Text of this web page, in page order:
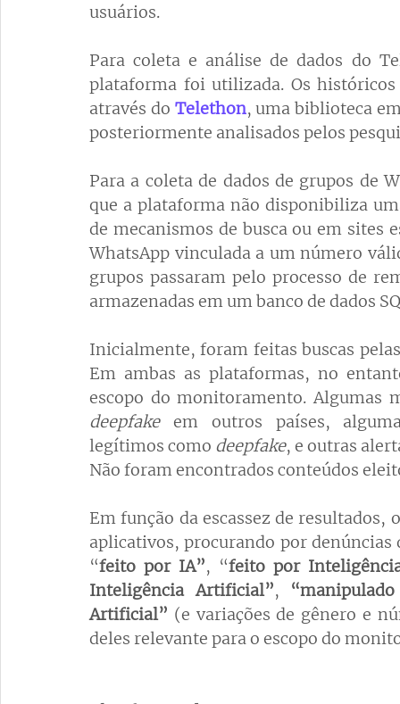
usuários.
Para coleta e análise de dados do
plataforma foi utilizada. Os
através do Telethon, uma biblioteca
posteriormente analisados pelos
Para a coleta de dados de grupos de
que a plataforma não disponibiliza
de mecanismos de busca ou em sites
WhatsApp vinculada a um número
grupos passaram pelo processo de
armazenadas em um banco de dados
Inicialmente, foram feitas buscas
Em ambas as plataformas, no
deepfake em outros países,
legítimos como deepfake, e outras
Não foram encontrados conteúdos
Em função da escassez de
aplicativos, procurando por denúncias
“feito por IA”, “feito por
Inteligência Artificial”,
Artificial” (e variações de gênero e
deles relevante para o escopo do